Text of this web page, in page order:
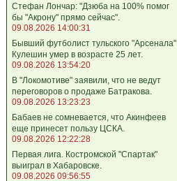
Стефан Лончар: "Дзюба на 100% помог
бы "Акрону" прямо сейчас".
09.08.2026 14:00:31
Бывший футболист тульского "Арсенала"
Кулешин умер в возрасте 25 лет.
09.08.2026 13:54:20
В "Локомотиве" заявили, что не ведут
переговоров о продаже Батракова.
09.08.2026 13:23:23
Бабаев не сомневается, что Акинфеев
еще принесет пользу ЦСКА.
09.08.2026 12:22:28
Первая лига. Костромской "Спартак"
выиграл в Хабаровске.
09.08.2026 09:56:55